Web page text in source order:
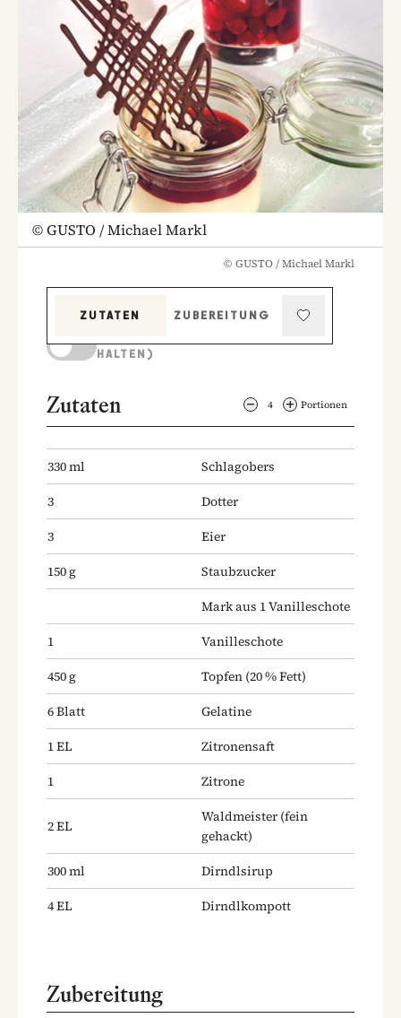
©GUSTO / Michael Markl
© GUSTO / Michael Markl
ZUTATEN
ZUBEREITUNG
HALTEN)
Zutaten 4 Portionen
330ml
Schlagobers
3
Dotter
3
Eier
150g
Staubzucker
Mark aus 1 Vanilleschote
1
Vanilleschote
450g Topfen (20 % Fett)
6Blatt
Gelatine
1EL
Zitronensaft
1
Zitrone
2EL
Waldmeister (fein
gehackt)
300ml
Dirndlsirup
4EL Dirndlkompott
Zubereitung